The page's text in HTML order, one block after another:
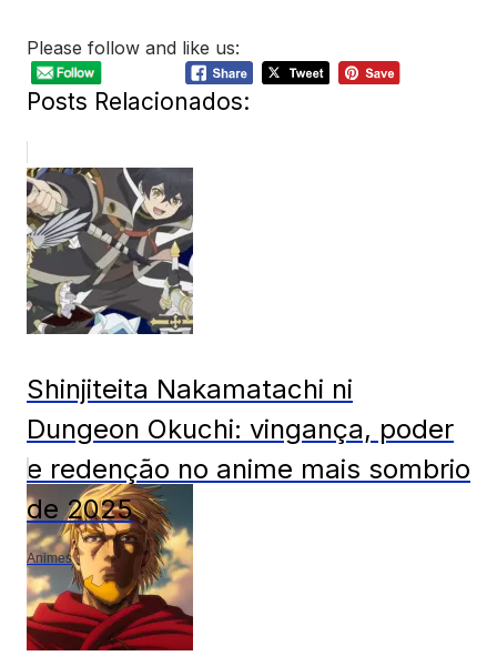
Please follow and like us:
Posts Relacionados:
Shinjiteita Nakamatachi ni
Dungeon Okuchi: vingança, poder
e redenção no anime mais sombrio
de 2025
Animes